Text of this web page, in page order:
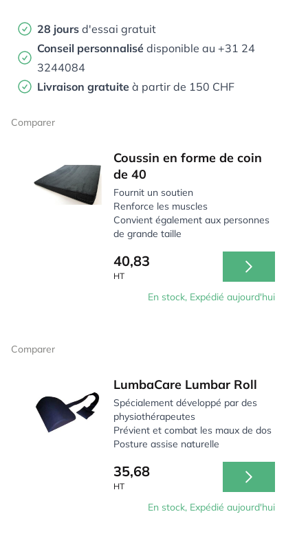
28 jours d'essai gratuit
Conseil personnalisé disponible au +31 24
3244084
Livraison gratuite à partir de 150 CHF
Comparer
Coussin en forme de coin
de 40
Fournit un soutien
Renforce les muscles
Convient également aux personnes
de grande taille
40,83
HT
En stock, Expédié aujourd'hui
Comparer
LumbaCare Lumbar Roll
Spécialement développé par des
physiothérapeutes
Prévient et combat les maux de dos
Posture assise naturelle
35,68
HT
En stock, Expédié aujourd'hui